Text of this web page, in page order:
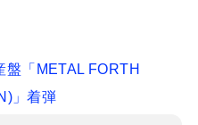
盤「METAL FORTH
」着弾